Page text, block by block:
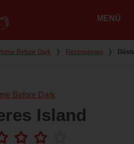
MENÜ
Before Dark ❭ Rezensionen ❭
Before Dark
Island